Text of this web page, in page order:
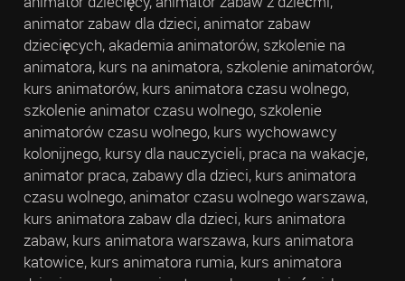
animator zabaw dla dzieci, animator zabaw
dziecięcych, akademia animatorów, szkolenie na
animatora, kurs na animatora, szkolenie animatorów,
kurs animatorów, kurs animatora czasu wolnego,
szkolenie animator czasu wolnego, szkolenie
animatorów czasu wolnego, kurs wychowawcy
kolonijnego, kursy dla nauczycieli, praca na wakacje,
animator praca, zabawy dla dzieci, kurs animatora
czasu wolnego, animator czasu wolnego warszawa,
kurs animatora zabaw dla dzieci, kurs animatora
zabaw, kurs animatora warszawa, kurs animatora
katowice, kurs animatora rumia, kurs animatora